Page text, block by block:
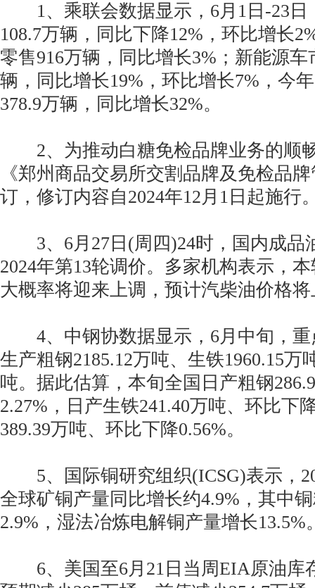
1、乘联会数据显示，6月1日-23日
108.7万辆，同比下降12%，环比增长
零售916万辆，同比增长3%；新能源车
辆，同比增长19%，环比增长7%，今
378.9万辆，同比增长32%。
2、为推动白糖免检品牌业务的顺
《郑州商品交易所交割品牌及免检品
订，修订内容自2024年12月1日起施行
3、6月27日(周四)24时，国内成品
2024年第13轮调价。多家机构表示，
大概率将迎来上调，预计汽柴油价格
4、中钢协数据显示，6月中旬，重
生产粗钢2185.12万吨、生铁1960.15万
吨。据此估算，本旬全国日产粗钢
2.27%，日产生铁241.40万吨、环比下
389.39万吨、环比下降0.56%。
5、国际铜研究组织(ICSG)表示，
全球矿铜产量同比增长约4.9%，其中
2.9%，湿法冶炼电解铜产量增长13.5%
6、美国至6月21日当周EIA原油库